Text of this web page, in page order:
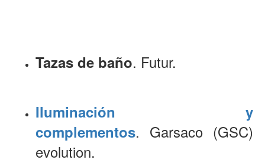
Tazas de baño. Futur.
Iluminación y
complementos. Garsaco (GSC)
evolution.